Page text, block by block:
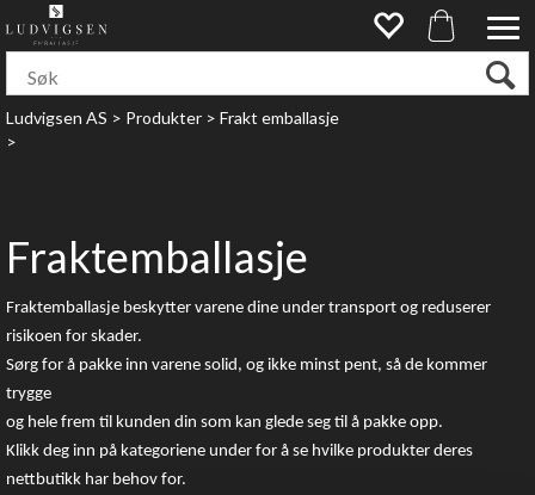
Ludvigsen AS>Produkter>Frakt emballasje
>
Fraktemballasje
Fraktemballasje beskytter varene dine under transport og reduserer
risikoen for skader.
Sørg for å pakke inn varene solid, og ikke minst pent, så de kommer
trygge
og hele frem til kunden din som kan glede seg til å pakke opp.
Klikk deg inn på kategoriene under for å se hvilke produkter deres
nettbutikk har behov for.